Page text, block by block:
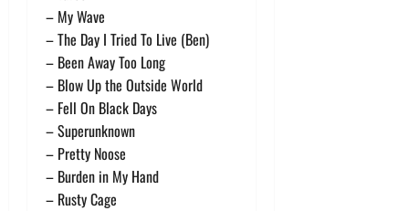
– My Wave
– The Day I Tried To Live (Ben)
– Been Away Too Long
– Blow Up the Outside World
– Fell On Black Days
– Superunknown
– Pretty Noose
– Burden in My Hand
– Rusty Cage